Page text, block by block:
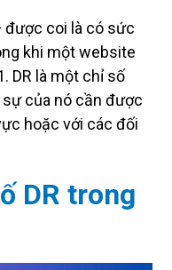
được coi là có sức
khi một website
DR là một chỉ số
của nó cần được
hoặc với các đối
DR trong